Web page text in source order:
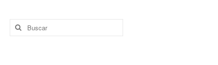
Buscar
por: